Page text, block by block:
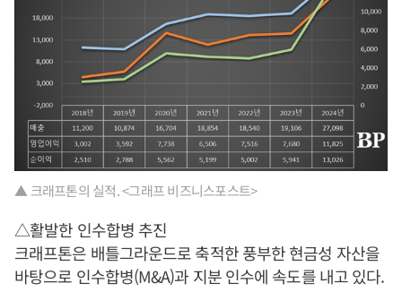
▲ 크래프톤의 실적. <그래프 비즈니스포스트>
△활발한 인수합병 추진
크래프톤은 배틀그라운드로 축적한 풍부한 현금성 자산을
바탕으로 인수합병(M&A)과 지분 인수에 속도를 내고 있다.